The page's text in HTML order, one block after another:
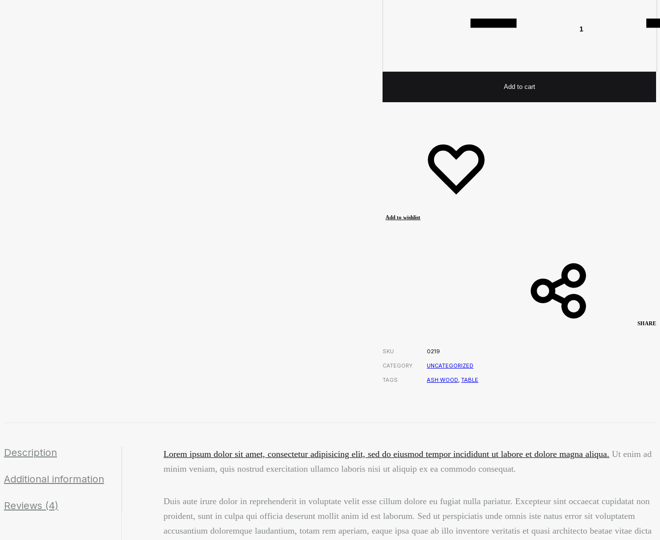
Add to cart
Add to wishlist
SHARE
SKU 0219
CATEGORY UNCATEGORIZED
TAGS ASH WOOD,TABLE
Description
Additional information
Reviews (4)
Lorem ipsum dolor sit amet, consectetur adipisicing elit, sed do eiusmod tempor incididunt ut labore et dolore magna aliqua. Ut enim ad
minim veniam, quis nostrud exercitation ullamco laboris nisi ut aliquip ex ea commodo consequat.
Duis aute irure dolor in reprehenderit in voluptate velit esse cillum dolore eu fugiat nulla pariatur. Excepteur sint occaecat cupidatat non
proident, sunt in culpa qui officia deserunt mollit anim id est laborum. Sed ut perspiciatis unde omnis iste natus error sit voluptatem
accusantium doloremque laudantium, totam rem aperiam, eaque ipsa quae ab illo inventore veritatis et quasi architecto beatae vitae dicta